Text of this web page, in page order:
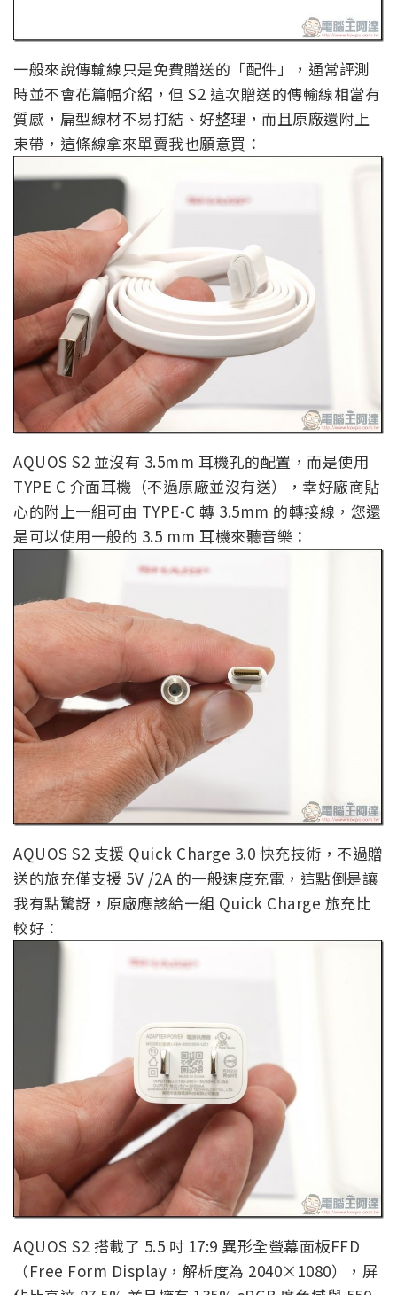
一般來說傳輸線只是免費贈送的「配件」，通常評測
時並不會花篇幅介紹，但 S2 這次贈送的傳輸線相當有
質感，扁型線材不易打結、好整理，而且原廠還附上
束帶，這條線拿來單賣我也願意買：
AQUOS S2 並沒有 3.5mm 耳機孔的配置，而是使用
TYPE C 介面耳機（不過原廠並沒有送），幸好廠商貼
心的附上一組可由 TYPE-C 轉 3.5mm 的轉接線，您還
是可以使用一般的 3.5 mm 耳機來聽音樂：
AQUOS S2 支援 Quick Charge 3.0 快充技術，不過贈
送的旅充僅支援 5V /2A 的一般速度充電，這點倒是讓
我有點驚訝，原廠應該給一組 Quick Charge 旅充比
較好：
AQUOS S2 搭載了 5.5 吋 17:9 異形全螢幕面板FFD
（Free Form Display，解析度為 2040×1080），屏